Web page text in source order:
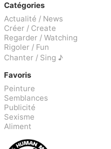
Catégories
Actualité / News
Créer / Create
Regarder / Watching
Rigoler / Fun
Chanter / Sing ♪
Favoris
Peinture
Semblances
Publicité
Sexisme
Aliment